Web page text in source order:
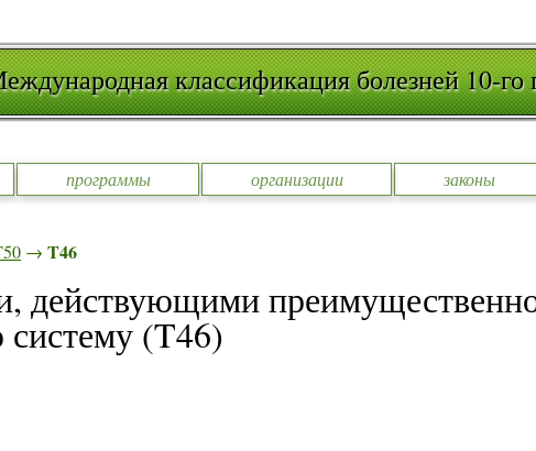
классификация болезней 10-го
программы организации законы
→ T46
действующими
систему (T46)